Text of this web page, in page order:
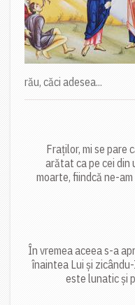
rău, căci adesea...
Fraților, mi se pare
arătat ca pe cei din
moarte, fiindcă ne-
În vremea aceea s-a
înaintea Lui și
este lunatic și